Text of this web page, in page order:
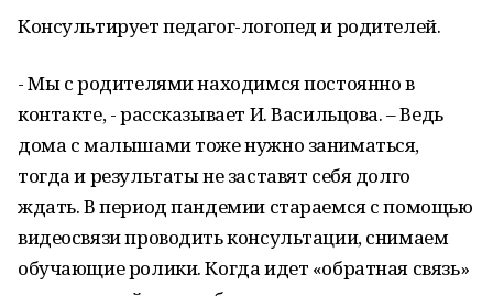
Консультирует педагог-логопед и родителей.
- Мы с родителями находимся постоянно в
контакте, - рассказывает И. Васильцова. – Ведь
дома с малышами тоже нужно заниматься,
тогда и результаты не заставят себя долго
ждать. В период пандемии стараемся с помощью
видеосвязи проводить консультации, снимаем
обучающие ролики. Когда идет «обратная связь»